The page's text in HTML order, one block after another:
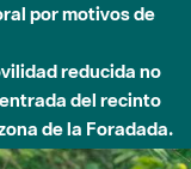
por motivos de
reducida no
del recinto
de la Foradada.